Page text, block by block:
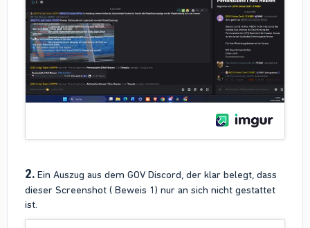
2. Ein Auszug aus dem GOV Discord, der klar belegt, dass
dieser Screenshot ( Beweis 1) nur an sich nicht gestattet
ist.